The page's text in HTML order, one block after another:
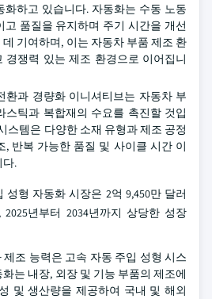
화하고 있습니다. 자동화는 수동 노동
품질을 유지하며 주기 시간을 개선
기여하며, 이는 자동차 부품 제조 환
경쟁력 있는 제조 환경으로 이어집니
환과 경량화 이니셔티브는 자동차 부
스틱과 복합재의 수요를 촉진할 것입
스템은 다양한 소재 유형과 제조 공정
, 반복 가능한 품질 및 사이클 시간 이
다.
성형 자동화 시장은 2억 9,450만 달러
년부터 2034년까지 상당한 성장
조 능력은 고속 자동 주입 성형 시스
는 내장, 외장 및 기능 부품의 제조에
및 생산량을 제공하여 국내 및 해외